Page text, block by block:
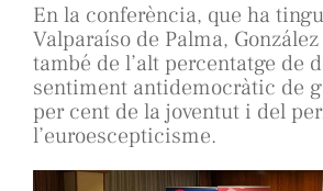
En la conferència, que ha
Valparaíso de Palma,
també de l’alt percentatge de
sentiment antidemocràtic de
per cent de la joventut i del
l’euroescepticisme.